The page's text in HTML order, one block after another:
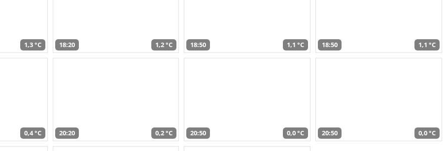
1,3 °C 18:20 1,2 °C 18:50 1,1 °C 18:50 1,1 °C
0,4 °C 20:20 0,2 °C 20:50 0,0 °C 20:50 0,0 °C